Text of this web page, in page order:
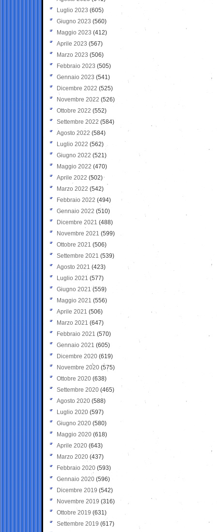
Luglio 2023 (605)
Giugno 2023 (560)
Maggio 2023 (412)
Aprile 2023 (567)
Marzo 2023 (506)
Febbraio 2023 (505)
Gennaio 2023 (541)
Dicembre 2022 (525)
Novembre 2022 (526)
Ottobre 2022 (552)
Settembre 2022 (584)
Agosto 2022 (584)
Luglio 2022 (562)
Giugno 2022 (521)
Maggio 2022 (470)
Aprile 2022 (502)
Marzo 2022 (542)
Febbraio 2022 (494)
Gennaio 2022 (510)
Dicembre 2021 (488)
Novembre 2021 (599)
Ottobre 2021 (506)
Settembre 2021 (539)
Agosto 2021 (423)
Luglio 2021 (577)
Giugno 2021(559)
Maggio 2021 (556)
Aprile 2021 (506)
Marzo 2021 (647)
Febbraio 2021 (570)
Gennaio 2021 (605)
Dicembre 2020 (619)
Novembre 2020 (575)
Ottobre 2020 (638)
Settembre 2020(465)
Agosto 2020 (588)
Luglio 2020 (597)
Giugno 2020 (580)
Maggio 2020 (618)
Aprile 2020 (643)
Marzo 2020 (437)
Febbraio 2020 (593)
Gennaio 2020 (596)
Dicembre 2019 (542)
Novembre 2019 (316)
Ottobre 2019 (631)
Settembre 2019 (617)